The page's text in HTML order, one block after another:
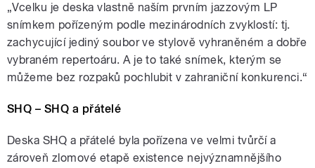
„Vcelku je deska vlastně naším prvním jazzovým LP
snímkem pořízeným podle mezinárodních zvyklostí: tj.
zachycující jediný soubor ve stylově vyhraněném a dobře
vybraném repertoáru. A je to také snímek, kterým se
můžeme bez rozpaků pochlubit v zahraniční konkurenci.“
SHQ – SHQ a přátelé
Deska SHQ a přátelé byla pořízena ve velmi tvůrčí a
zároveň zlomové etapě existence nejvýznamnějšího